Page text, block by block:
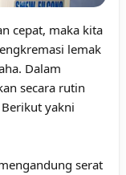
cepat, maka kita
lemak
Dalam
secara rutin
yakni
serat